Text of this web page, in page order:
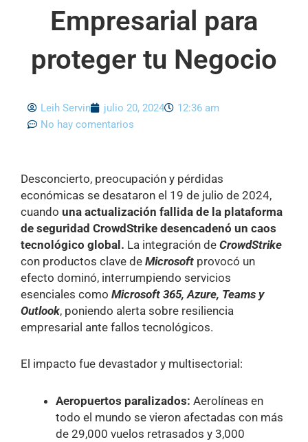
Empresarial para
proteger tu Negocio
Leih Servin julio 20, 2024
12:36 am
No hay comentarios
Desconcierto, preocupación y pérdidas
económicas se desataron el 19 de julio de 2024,
cuando una actualización fallida de la plataforma
de seguridad CrowdStrike desencadenó un caos
tecnológico global. La integración de CrowdStrike
con productos clave de Microsoft provocó un
efecto dominó, interrumpiendo servicios
esenciales como Microsoft 365, Azure, Teams y
Outlook, poniendo alerta sobre resiliencia
empresarial ante fallos tecnológicos.
El impacto fue devastador y multisectorial:
Aeropuertos paralizados: Aerolíneas en
todo el mundo se vieron afectadas con más
de 29,000 vuelos retrasados y 3,000